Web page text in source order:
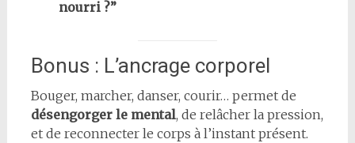
nourri ?”
Bonus : L’ancrage corporel
Bouger, marcher, danser, courir… permet de
désengorger le mental, de relâcher la pression,
et de reconnecter le corps à l’instant présent.